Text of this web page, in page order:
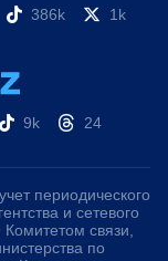
386k
1k
9k 24
периодического
и сетевого
связи,
по